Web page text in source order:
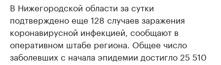
В Нижегородской области за сутки
подтверждено еще 128 случаев заражения
коронавирусной инфекцией, сообщают в
оперативном штабе региона. Общее число
заболевших с начала эпидемии достигло 25 510